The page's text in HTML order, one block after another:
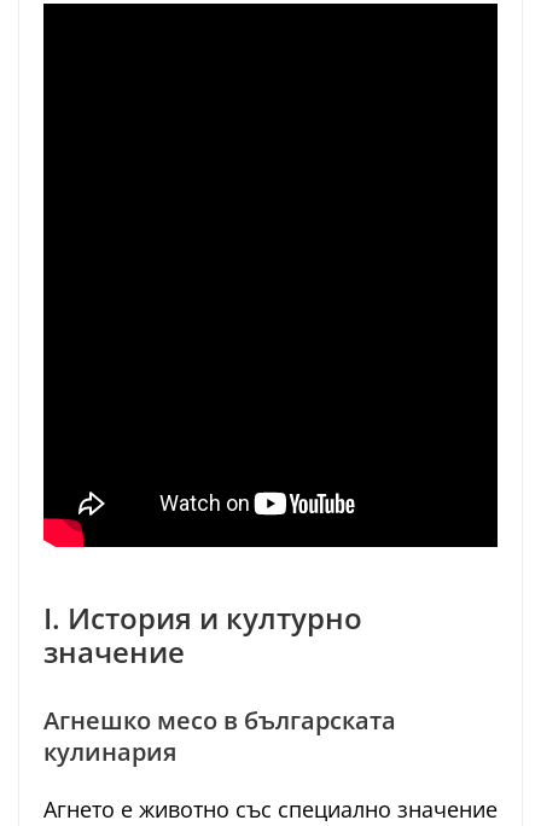
I. История и културно
значение
Агнешко месо в българската
кулинария
Агнето е животно със специално значение